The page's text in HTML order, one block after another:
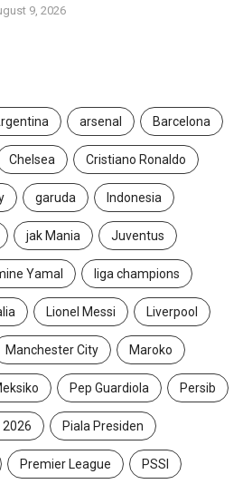
9, 2026
arsenal Barcelona
Chelsea Cristiano Ronaldo
garuda Indonesia
jak Mania Juventus
Yamal liga champions
Lionel Messi Liverpool
Manchester City Maroko
Pep Guardiola Persib
2026 Piala Presiden
Premier League PSSI